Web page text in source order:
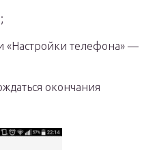
«Настройки телефона» —
окончания